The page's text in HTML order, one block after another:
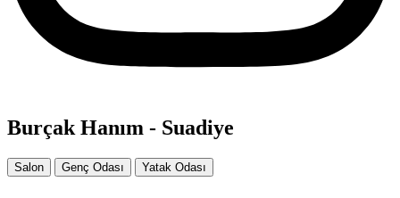
Burçak Hanım - Suadiye
Salon Genç Odası Yatak Odası